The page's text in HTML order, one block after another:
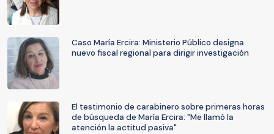
Caso María Ercira: Ministerio Público designa
nuevo fiscal regional para dirigir investigación
El testimonio de carabinero sobre primeras horas
de búsqueda de María Ercira: "Me llamó la
atención la actitud pasiva"